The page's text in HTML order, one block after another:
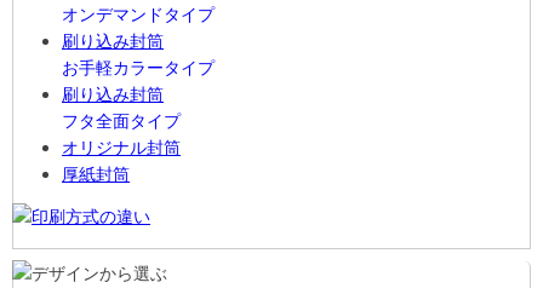
オンデマンドタイプ
刷り込み封筒
お手軽カラータイプ
刷り込み封筒
フタ全面タイプ
オリジナル封筒
厚紙封筒